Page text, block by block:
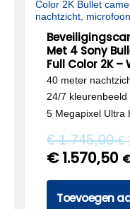
Met 4 Sony
Full Color 2K –
40 meter
24/7 kleurenbeeld
5 Megapixel Ultra
€1.745,00 €
€1.570,50
Toevoegen